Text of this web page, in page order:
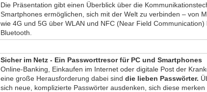
Die Präsentation gibt einen Überblick über die
Smartphones ermöglichen, sich mit der Welt zu verbinden – von
wie 4G und 5G über WLAN und NFC (Near Field Communication)
Bluetooth.
Sicher im Netz - Ein Passworttresor für PC und Smartphones
Online-Banking, Einkaufen im Internet oder digitale Post der
eine große Herausforderung dabei sind die lieben Passwörter.
sich neue, komplizierte Passwörter ausdenken, sich diese